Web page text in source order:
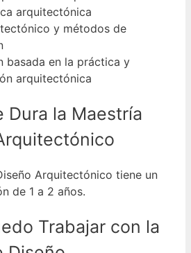
arquitectónica
y métodos de
basada en la práctica y
arquitectónica
Dura la Maestría
Arquitectónico tiene un
de 1 a 2 años.
Trabajar con la